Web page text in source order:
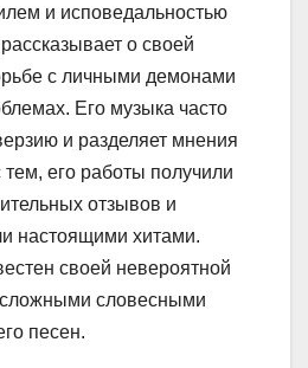
и исповедальностью
о своей
с личными демонами
Его музыка часто
и разделяет мнения
тем, его работы получили
отзывов и
настоящими хитами.
своей невероятной
сложными словесными
песен.